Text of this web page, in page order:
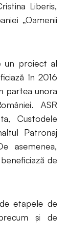
Liberis,
„Oamenii
un proiect al
în 2016
partea unora
ASR
Custodele
Patronaj
asemenea,
de
etapele de
şi de